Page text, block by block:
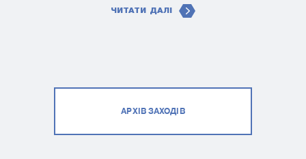
ЧИТАТИ ДАЛІ
АРХІВ ЗАХОДІВ